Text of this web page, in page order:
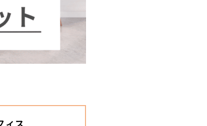
ィス